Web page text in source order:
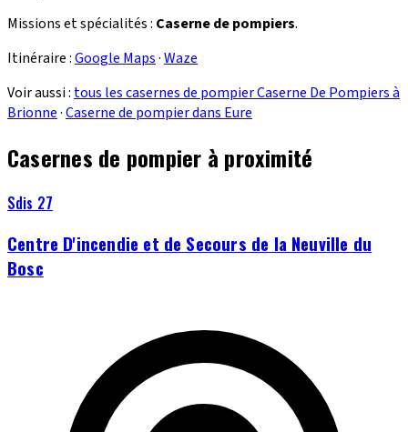
Missions et spécialités : Caserne de pompiers.
Itinéraire :Google Maps·Waze
Voir aussi : tous les casernes de pompier Caserne De Pompiers à
Brionne·Caserne de pompier dans Eure
Casernes de pompier à proximité
Sdis 27
Centre D'incendie et de Secours de la Neuville du
Bosc